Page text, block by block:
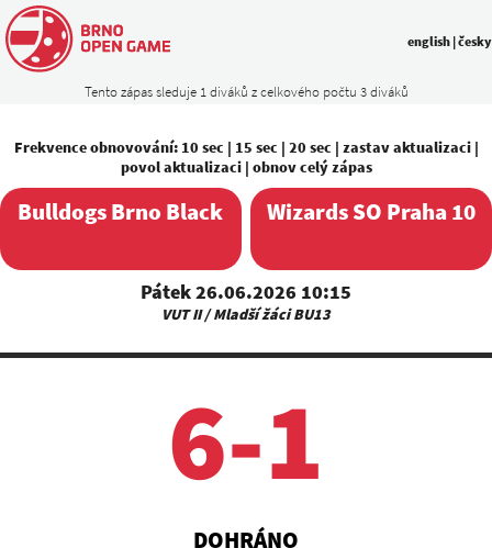
Tento zápas sleduje 1 diváků z celkového počtu 3 diváků
english |česky
Frekvence obnovování: 10 sec | 15 sec | 20 sec | zastav aktualizaci|
povol aktualizaci| obnov celý zápas
Bulldogs Brno Black
Pátek 26.06.2026 10:15
VUT II / Mladší žáci BU13
Wizards SO Praha 10
6-1
DOHRÁNO